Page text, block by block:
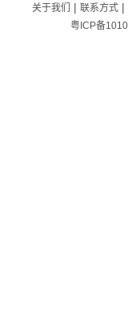
关于我们 | 联系方式|
粤ICP备